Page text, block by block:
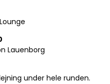
Lauenborg
under hele runden.